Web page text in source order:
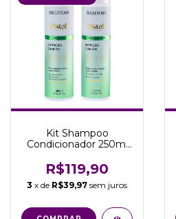
Kit Shampoo
Condicionador 250ml
Belletonn
R$119,90
3 x de R$39,97 sem juros